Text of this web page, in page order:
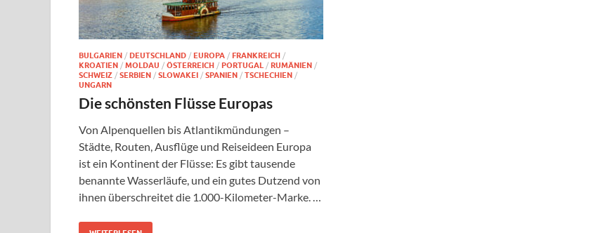
BULGARIEN / DEUTSCHLAND / EUROPA / FRANKREICH /
KROATIEN / MOLDAU / ÖSTERREICH / PORTUGAL / RUMÄNIEN /
SCHWEIZ / SERBIEN / SLOWAKEI / SPANIEN / TSCHECHIEN /
UNGARN
Die schönsten Flüsse Europas
Von Alpenquellen bis Atlantikmündungen –
Städte, Routen, Ausflüge und Reiseideen Europa
ist ein Kontinent der Flüsse: Es gibt tausende
benannte Wasserläufe, und ein gutes Dutzend von
ihnen überschreitet die 1.000-Kilometer-Marke. …